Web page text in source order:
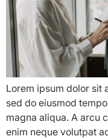
Lorem ipsum dolor sit
sed do eiusmod
magna aliqua. A arcu
enim neque volutpat